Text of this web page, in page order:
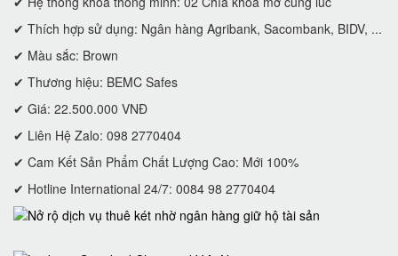
✔ Thích hợp sử dụng: Ngân hàng Agribank, Sacombank, BIDV, ...
✔ Màu sắc: Brown
✔ Thương hiệu: BEMC Safes
✔ Giá: 22.500.000 VNĐ
✔ Liên Hệ Zalo: 098 2770404
✔ Cam Kết Sản Phẩm Chất Lượng Cao: Mới 100%
✔ Hotline International 24/7: 0084 98 2770404